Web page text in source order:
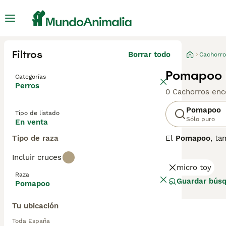
Filtros Borrar todo
Categorías
Perros
Tipo de listado
En venta
Tipo de raza
Incluir cruces
Raza
Pomapoo
Tu ubicación
Toda España
0 Cachorros
Pomapoo
Sólo puro
El Pomapoo,
rizado,
juguetón,
perfecto para
micro toy
Guardar